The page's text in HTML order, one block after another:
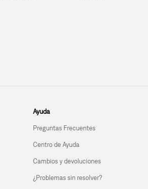
Ayuda
Preguntas Frecuentes
Centro de Ayuda
Cambios y devoluciones
¿Problemas sin resolver?